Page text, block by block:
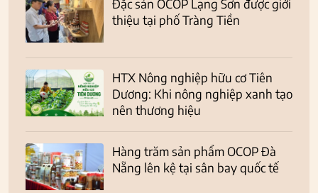
Đặc sản OCOP Lạng Sơn được giới
thiệu tại phố Tràng Tiền
HTX Nông nghiệp hữu cơ Tiên
Dương: Khi nông nghiệp xanh tạo
nên thương hiệu
Hàng trăm sản phẩm OCOP Đà
Nẵng lên kệ tại sân bay quốc tế